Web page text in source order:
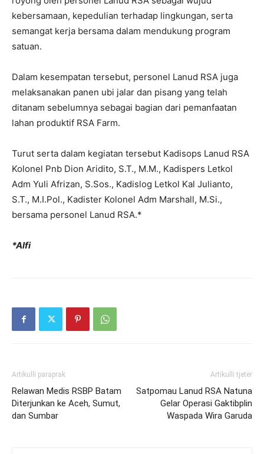
kebersamaan, kepedulian terhadap lingkungan, serta
semangat kerja bersama dalam mendukung program
satuan.
Dalam kesempatan tersebut, personel Lanud RSA juga
melaksanakan panen ubi jalar dan pisang yang telah
ditanam sebelumnya sebagai bagian dari pemanfaatan
lahan produktif RSA Farm.
Turut serta dalam kegiatan tersebut Kadisops Lanud RSA
Kolonel Pnb Dion Aridito, S.T., M.M., Kadispers Letkol
Adm Yuli Afrizan, S.Sos., Kadislog Letkol Kal Julianto,
S.T., M.I.Pol., Kadister Kolonel Adm Marshall, M.Si.,
bersama personel Lanud RSA.*
*Alfi
Artikulli paraprak
Relawan Medis RSBP Batam
Diterjunkan ke Aceh, Sumut,
dan Sumbar
Artikulli tjetër
Satpomau Lanud RSA Natuna
Gelar Operasi Gaktibplin
Waspada Wira Garuda